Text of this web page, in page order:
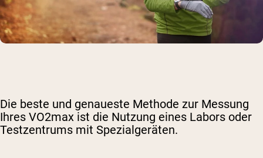
Die beste und genaueste Methode zur Messung
Ihres VO2max ist die Nutzung eines Labors oder
Testzentrums mit Spezialgeräten.